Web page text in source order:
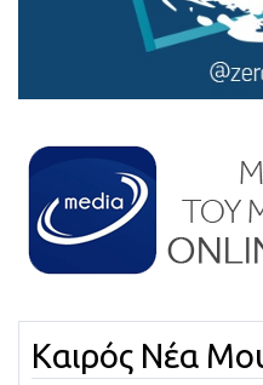
Καιρός Νέα